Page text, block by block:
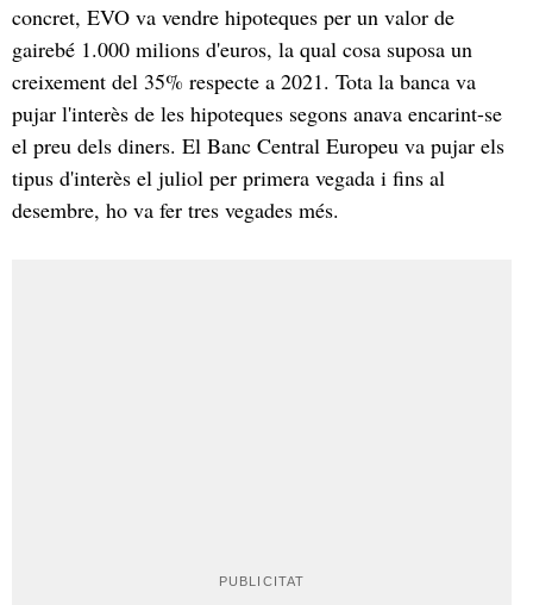
concret, EVO va vendre hipoteques per un valor de
gairebé 1.000 milions d'euros, la qual cosa suposa un
creixement del 35% respecte a 2021. Tota la banca va
pujar l'interès de les hipoteques segons anava encarint-se
el preu dels diners. El Banc Central Europeu va pujar els
tipus d'interès el juliol per primera vegada i fins al
desembre, ho va fer tres vegades més.